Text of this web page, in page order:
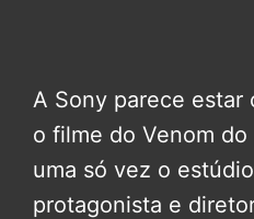
A Sony parece estar
o filme do Venom
uma só vez o
protagonista e